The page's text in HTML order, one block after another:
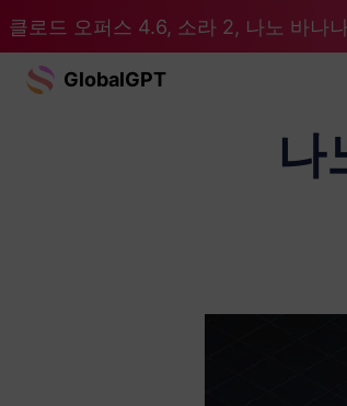
클로드 오퍼스 4.6, 소라 2, 나노 바나
GlobalGPT
나